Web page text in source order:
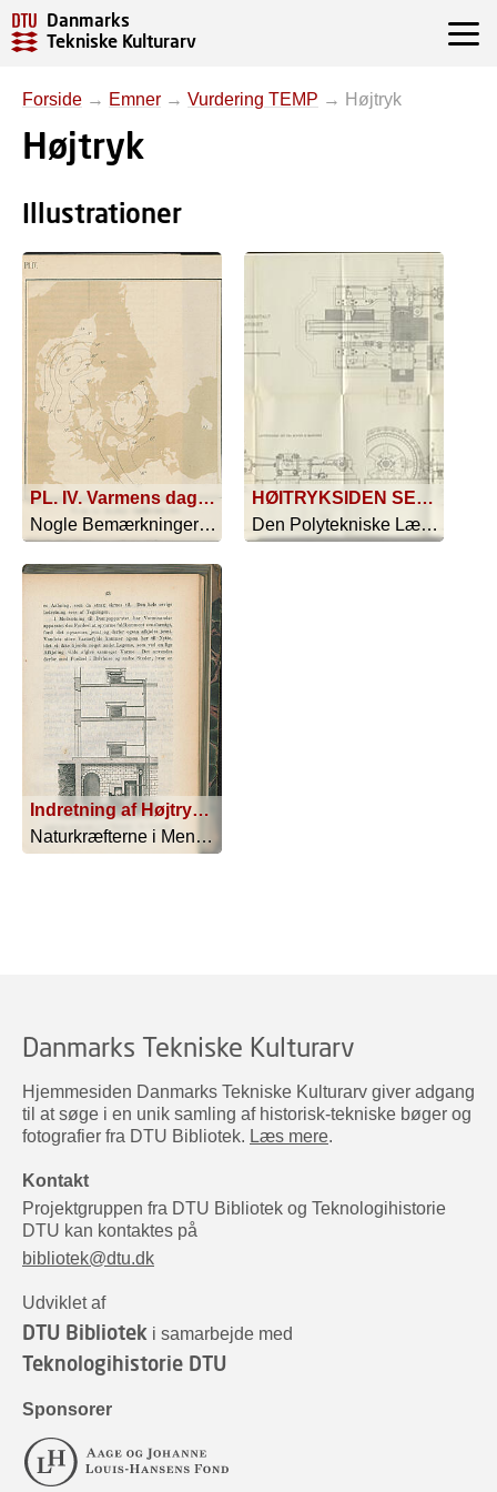
Danmarks
Tekniske Kulturarv
Forside → Emner → Vurdering TEMP → Højtryk
Højtryk
Illustrationer
PL. IV. Varmens daglige Spillerum i Juli
Nogle Bemærkninger om Danmarks Klima - 1872
HØITRYKSIDEN SET FRA MIDTEN AF MASKINEN
Den Polytekniske Læreanstalt - 1910
Indretning af Højtryksapparat
Naturkræfterne i Menneskets Tjeneste - 1865
Danmarks Tekniske Kulturarv
Hjemmesiden Danmarks Tekniske Kulturarv giver adgang
til at søge i en unik samling af historisk-tekniske bøger og
fotografier fra DTU Bibliotek. Læs mere.
Kontakt
Projektgruppen fra DTU Bibliotek og Teknologihistorie
DTU kan kontaktes på
bibliotek@dtu.dk
Udviklet af
DTU Bibliotek i samarbejde med
Teknologihistorie DTU
Sponsorer